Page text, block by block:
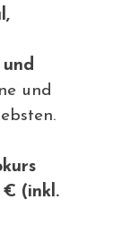
und
€ (inkl.